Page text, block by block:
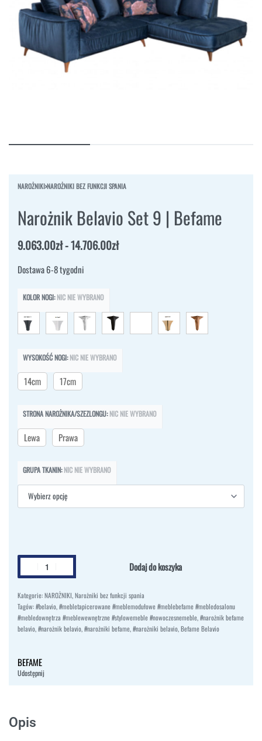
NAROŻNIKI›NAROŻNIKI BEZ FUNKCJI SPANIA
Narożnik Belavio Set 9 | Befame
9.063.00zł 14.706.00zł
Dostawa 6-8 tygodni
KOLOR NOGI: NIC NIE WYBRANO
WYSOKOŚĆ NOGI: NIC NIE WYBRANO
14cm 17cm
STRONA NAROŻNIKA/SZEZLONGU: NIC NIE WYBRANO
Lewa Prawa
GRUPA TKANIN: NIC NIE WYBRANO
Dodaj do koszyka
Kategorie:NAROŻNIKI,Narożniki bez funkcji spania
Tagów:#belavio,#mebletapicerowane #meblemodułowe #meblebefame #mebledosalonu
#mebledownętrza #meblewewnętrzne #stylowemeble #nowoczesnemeble,#narożnik befame
belavio,#narożnik belavio,#narożniki befame,#narożniki belavio,Befame Belavio
BEFAME
Udostępnij
Opis